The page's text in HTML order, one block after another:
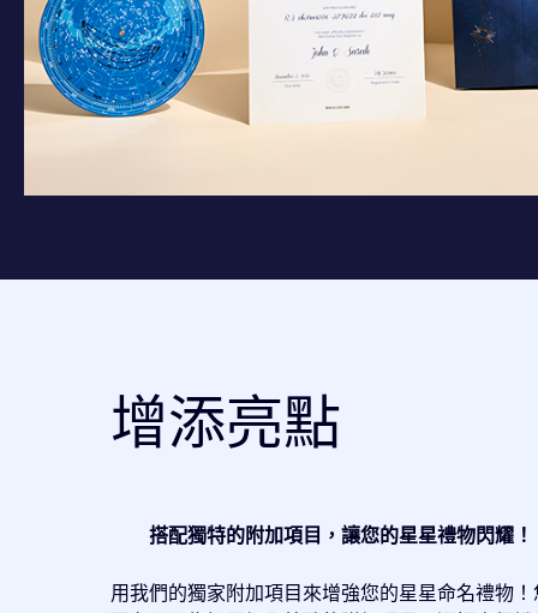
增添亮點
搭配獨特的附加項目，讓您的星星禮物閃耀！
用我們的獨家附加項目來增強您的星星命名禮物！